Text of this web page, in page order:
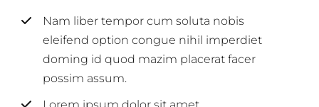
Nam liber tempor cum soluta nobis
eleifend option congue nihil imperdiet
doming id quod mazim placerat facer
possim assum.